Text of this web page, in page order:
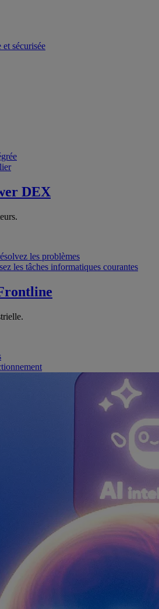
et sécurisée
DEX
les problèmes
les tâches informatiques courantes